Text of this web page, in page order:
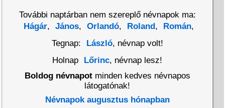
További naptárban nem szereplő névnapok ma:
Hágár, János, Orlandó, Roland , Román,
Tegnap:
László, névnap volt!
Holnap
Lőrinc, névnap lesz!
Boldog névnapotminden kedves névnapos
látogatónak!
Névnapok augusztus hónapban